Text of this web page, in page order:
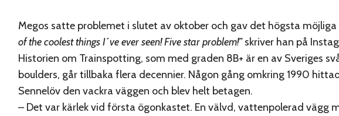
Megos satte problemet i slutet av oktober och gav det högsta
of the coolest things I´ve ever seen! Five star problem!”skriver han på
Historien om Trainspotting, som med graden 8B+ är en av Sveriges
boulders, går tillbaka flera decennier. Någon gång omkring 1990
Sennelöv den vackra väggen och blev helt betagen.
– Det var kärlek vid första ögonkastet. En välvd, vattenpolerad vägg